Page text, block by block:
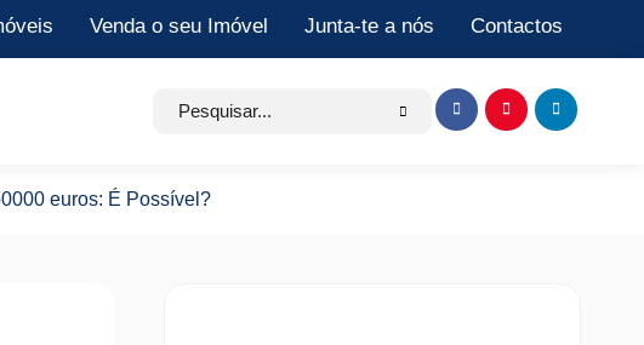
Venda o seu Imóvel Junta-te a nós Contactos
Search
Item
Item
Item
euros: É Possível?